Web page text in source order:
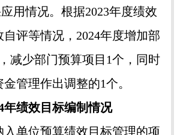
情况。根据2023年度绩效
评等情况，2024年度增加部
减少部门预算项目1个，同时
管理作出调整的1个。
年绩效目标编制情况
单位预算绩效目标管理的项